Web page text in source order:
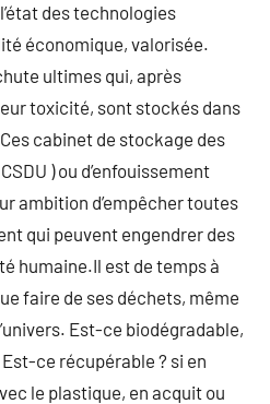
des technologies
économique, valorisée.
ultimes qui, après
toxicité, sont stockés dans
cabinet de stockage des
) ou d’enfouissement
ambition d’empêcher toutes
qui peuvent engendrer des
humaine.Il est de temps à
faire de ses déchets, même
Est-ce biodégradable,
ce récupérable ? si en
le plastique, en acquit ou